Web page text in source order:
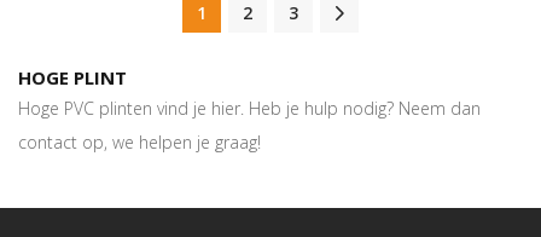
1 2 3
HOGE PLINT
Hoge PVC plinten vind je hier. Heb je hulp nodig? Neem dan
contact op, we helpen je graag!